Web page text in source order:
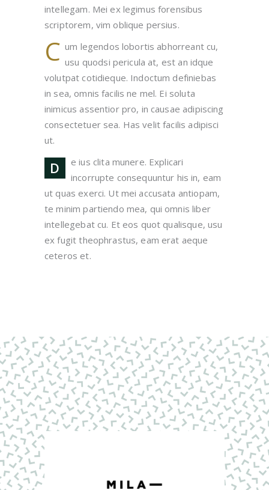
intellegam. Mei ex legimus forensibus
scriptorem, vim oblique persius.
C um legendos lobortis abhorreant cu,
usu quodsi pericula at, est an idque
volutpat cotidieque. Indoctum definiebas
in sea, omnis facilis ne mel. Ei soluta
inimicus assentior pro, in causae adipiscing
consectetuer sea. Has velit facilis adipisci
ut.
D
e ius clita munere. Explicari
incorrupte consequuntur his in, eam
ut quas exerci. Ut mei accusata antiopam,
te minim partiendo mea, qui omnis liber
intellegebat cu. Et eos quot qualisque, usu
ex fugit theophrastus, eam erat aeque
ceteros et.